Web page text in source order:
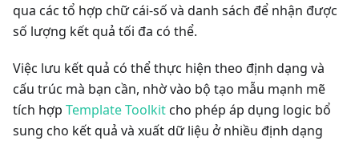
qua các tổ hợp chữ cái-số và danh sách để nhận được
số lượng kết quả tối đa có thể.
Việc lưu kết quả có thể thực hiện theo định dạng và
cấu trúc mà bạn cần, nhờ vào bộ tạo mẫu mạnh mẽ
tích hợp Template Toolkitcho phép áp dụng logic bổ
sung cho kết quả và xuất dữ liệu ở nhiều định dạng